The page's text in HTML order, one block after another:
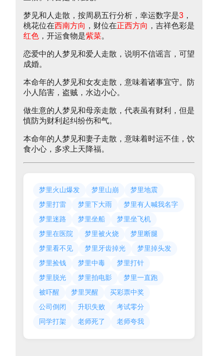
梦见和人走散，按周易五行分析，幸运数字是3 ，
桃花位在西南方向 ，财位在正西方向 ，吉祥色彩是
红色 ，开运食物是紫菜。
恋爱中的人梦见和爱人走散，说明不信谣言，可望
成婚。
本命年的人梦见和女友走散，意味着诸事宜守。防
小人陷害，盗贼，水边小心。
做生意的人梦见和母亲走散，代表虽有财利，但是
慎防为财利起纠纷伤和气。
本命年的人梦见和妻子走散，意味着时运不佳，饮
食小心，多求上天降福。
梦里火山爆发 梦里山崩
梦里地震
梦里打雷
梦里下大雨
梦里有人喊我名字
梦里迷路
梦里坐船
梦里坐飞机
梦里在医院
梦里被火烧
梦里断腿
梦里看不见
梦里牙齿掉光
梦里掉头发
梦里捡钱
梦里中毒
梦里打针
梦里脱光
梦里拍电影
梦里一直跑
被吓醒
梦里哭醒
买彩票中奖
公司倒闭
升职失败
考试零分
同学打架
老师死了 老师夸我